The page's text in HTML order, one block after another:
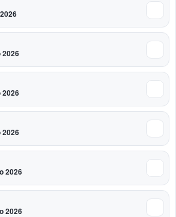
2026
2026
2026
2026
2026